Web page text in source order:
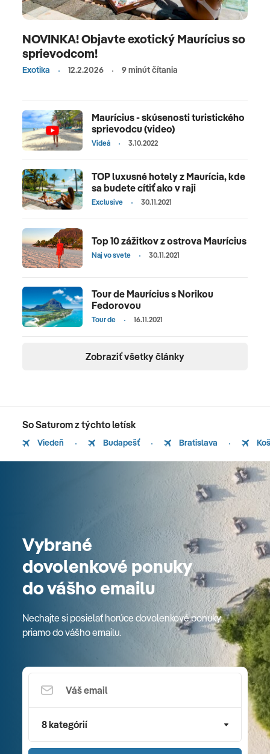
NOVINKA! Objavte exotický Maurícius so
sprievodcom!
Exotika 12.2.2026 9 minút čítania
Maurícius - skúsenosti turistického
sprievodcu (video)
Videá 3.10.2022
TOP luxusné hotely z Maurícia, kde
sa budete cítiť ako v raji
Exclusive 30.11.2021
Top 10 zážitkov z ostrova Maurícius
Naj vo svete 30.11.2021
Tour de Maurícius s Norikou
Fedorovou
Tour de 16.11.2021
Zobraziť všetky články
So Saturom z týchto letísk
Viedeň Budapešť Bratislava
Vybrané
dovolenkové ponuky
do vášho emailu
Nechajte si posielať horúce dovolenkové ponuky
priamo do vášho emailu.
8 kategórií